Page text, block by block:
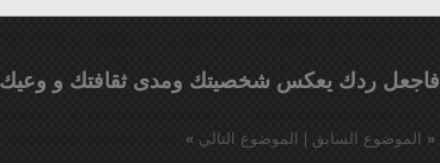
فاجعل ردك يعكس شخصيتك ومدى ثقافتك و
« الموضوع السابق | الموضوع التالي »